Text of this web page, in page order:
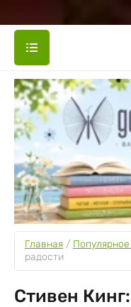
Главная /
радости
Стивен